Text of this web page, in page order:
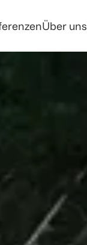
Über uns